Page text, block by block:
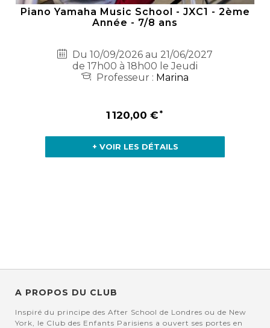
Piano Yamaha Music School - JXC1 - 2ème
Année - 7/8 ans
Du 10/09/2026 au 21/06/2027
de 17h00 à 18h00 le Jeudi
Professeur : Marina
1 120,00 €
+ VOIR LES DÉTAILS
A PROPOS DU CLUB
Inspiré du principe des After School de Londres ou de New
York, le Club des Enfants Parisiens a ouvert ses portes en